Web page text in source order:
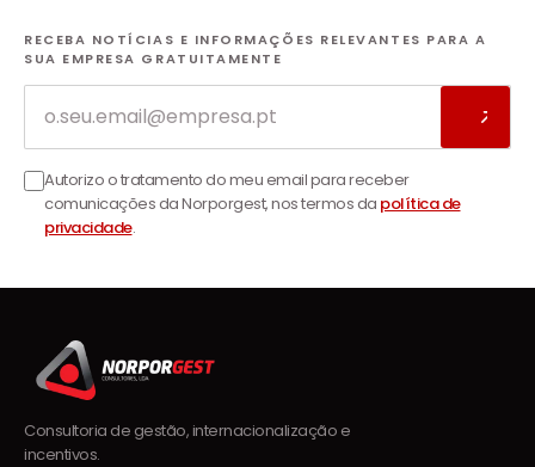
RECEBA NOTÍCIAS E INFORMAÇÕES RELEVANTES PARA A
SUA EMPRESA GRATUITAMENTE
Autorizo o tratamento do meu email para receber
comunicações da Norporgest, nos termos da política de
privacidade.
Consultoria de gestão, internacionalização e
incentivos.